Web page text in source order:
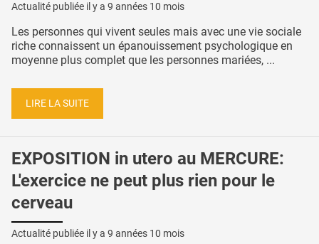
Actualité publiée il y a 9 années 10 mois
Les personnes qui vivent seules mais avec une vie sociale
riche connaissent un épanouissement psychologique en
moyenne plus complet que les personnes mariées, ...
LIRE LA SUITE
EXPOSITION in utero au MERCURE:
L'exercice ne peut plus rien pour le
cerveau
Actualité publiée il y a 9 années 10 mois